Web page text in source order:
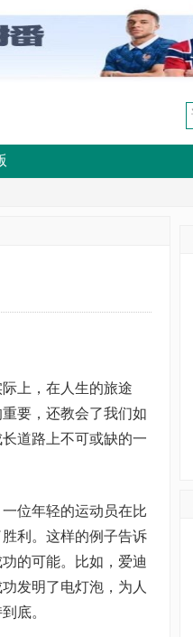
上，在人生的旅途
要，还教会了我们如
道路上不可或缺的一
位年轻的运动员在比
利。这样的例子告诉
的可能。比如，爱迪
发明了电灯泡，为人
底。